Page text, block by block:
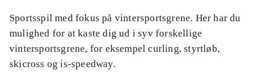
Sportsspil med fokus på vintersportsgrene. Her har du
mulighed for at kaste dig ud i syv forskellige
vintersportsgrene, for eksempel curling, styrtløb,
skicross og is-speedway.